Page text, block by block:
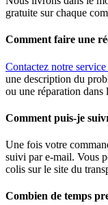
gratuite sur chaque
Comment faire une
Contactez notre
une description du
ou une réparation dans
Comment puis-je
Une fois votre
suivi par e-mail. Vous
colis sur le site du
Combien de temps